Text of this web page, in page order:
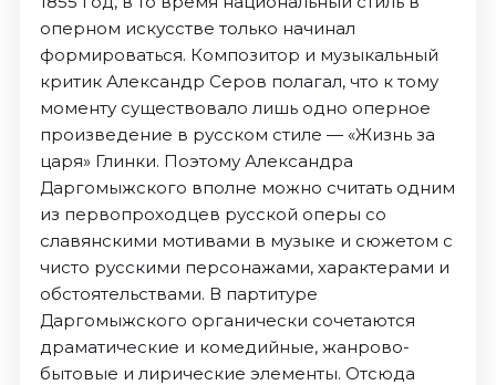
оперном искусстве только начинал
формироваться. Композитор и музыкальный
критик Александр Серов полагал, что к тому
моменту существовало лишь одно оперное
произведение в русском стиле — «Жизнь за
царя» Глинки. Поэтому Александра
Даргомыжского вполне можно считать одним
из первопроходцев русской оперы со
славянскими мотивами в музыке и сюжетом с
чисто русскими персонажами, характерами и
обстоятельствами. В партитуре
Даргомыжского органически сочетаются
драматические и комедийные, жанрово-
бытовые и лирические элементы. Отсюда